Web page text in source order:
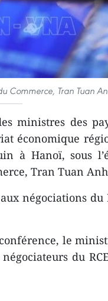
Commerce, Tran Tuan
ministres des
économique
à Hanoï, sous
Tran Tuan
négociations du
le
du